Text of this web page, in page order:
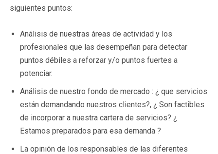
siguientes puntos:
Análisis de nuestras áreas de actividad y los
profesionales que las desempeñan para detectar
puntos débiles a reforzar y/o puntos fuertes a
potenciar.
Análisis de nuestro fondo de mercado : ¿ que servicios
están demandando nuestros clientes?, ¿ Son factibles
de incorporar a nuestra cartera de servicios? ¿
Estamos preparados para esa demanda ?
La opinión de los responsables de las diferentes